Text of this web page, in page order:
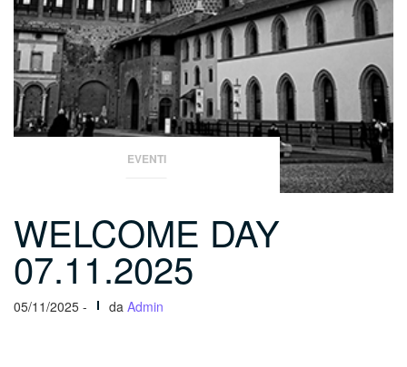
EVENTI
WELCOME DAY
07.11.2025
05/11/2025 - da Admin